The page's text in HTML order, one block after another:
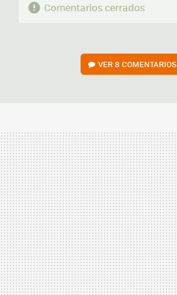
Comentarios cerrados
VER8 COMENTARIOS